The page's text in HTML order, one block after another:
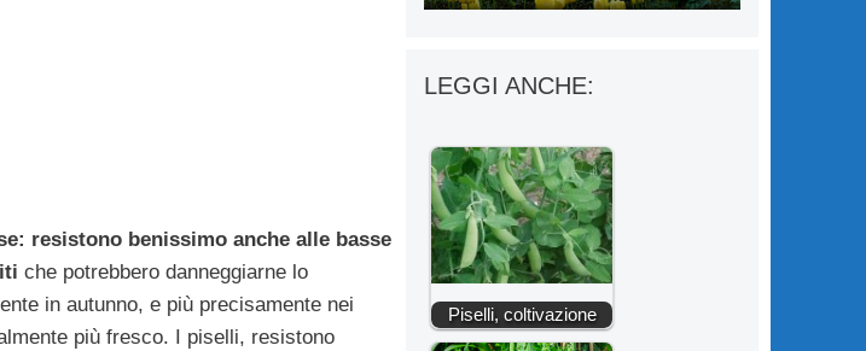
resistono benissimo anche alle basse
che potrebbero danneggiarne lo
in autunno, e più precisamente nei
più fresco. I piselli, resistono
LEGGI ANCHE:
Piselli, coltivazione